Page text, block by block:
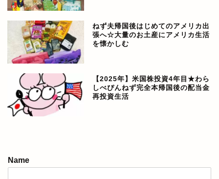
ねず夫帰国後はじめてのアメリカ出
張へ☆大量のお土産にアメリカ生活
を懐かしむ
【2025年】米国株投資4年目★わら
しべぴんねず完全本帰国後の配当金
再投資生活
Name